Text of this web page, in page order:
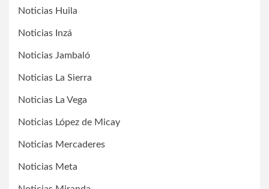
Noticias Huila
Noticias Inzá
Noticias Jambaló
Noticias La Sierra
Noticias La Vega
Noticias López de Micay
Noticias Mercaderes
Noticias Meta